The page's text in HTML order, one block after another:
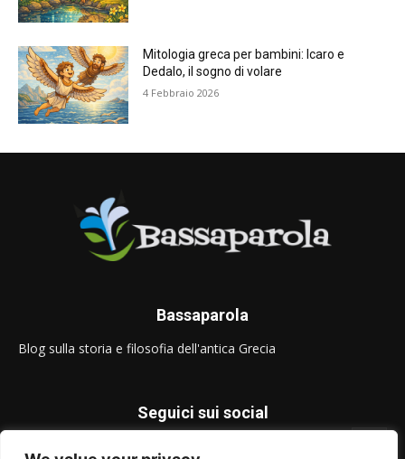
Mitologia greca per bambini: Icaro e
Dedalo, il sogno di volare
4 Febbraio 2026
Bassaparola
Blog sulla storia e filosofia dell'antica Grecia
Seguici sui social